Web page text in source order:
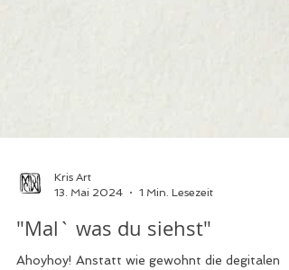
Kris Art
13. Mai 2024
1 Min. Lesezeit